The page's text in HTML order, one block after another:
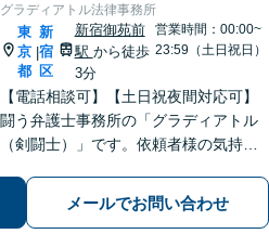
グラディアトル法律事務所
東
京
都
|
新
宿
区
新宿御苑前
駅 から徒歩
3分
営業時間：00:00~
23:59（土日祝日）
【電話相談可】【土日祝夜間対応可】
闘う弁護士事務所の「グラディアトル
（剣闘士）」です。依頼者様の気持ち
確固たるスタイルを貫きます。離婚・
刑事事件・相続など何でもご相談くだ
メールでお問い合わせ